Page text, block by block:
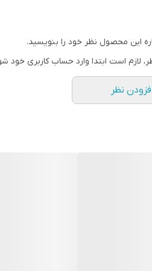
این محصول نظر خود را بنویسید.
لازم است ابتدا وارد حساب کاربری خود
نظر